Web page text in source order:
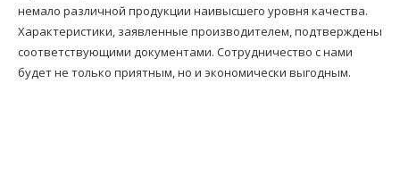
немало различной продукции наивысшего уровня качества.
Характеристики, заявленные производителем, подтверждены
соответствующими документами. Сотрудничество с нами
будет не только приятным, но и экономически выгодным.